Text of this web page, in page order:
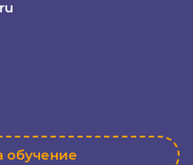
обучение